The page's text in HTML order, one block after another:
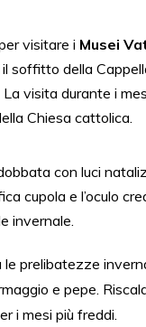
visitare i Musei
soffitto della
visita durante i
Chiesa cattolica.
con luci
cupola e l’oculo
invernale.
le prelibatezze
e pepe.
i mesi più freddi.